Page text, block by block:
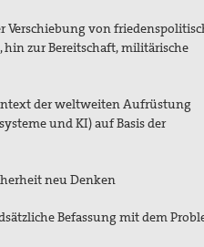
Verschiebung von
zur Bereitschaft, militärische
der weltweiten Aufrüstung
und KI) auf Basis der
neu Denken
Befassung mit dem